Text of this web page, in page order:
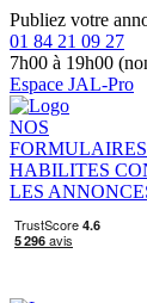
Publiez votre
01 84 21 09 27
7h00 à 19h00
Espace JAL-Pro
NOS
FORMULAIRES
HABILITES
LES